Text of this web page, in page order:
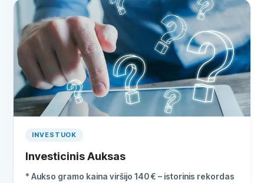
INVESTUOK
Investicinis Auksas
* Aukso gramo kaina viršijo 140 € – istorinis rekordas